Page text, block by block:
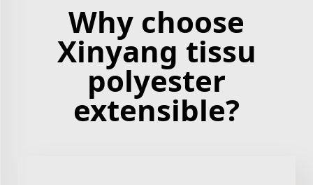
Why choose
Xinyang tissu
polyester
extensible?